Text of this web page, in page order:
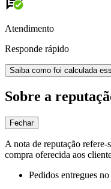
Atendimento
Responde rápido
Saiba como foi calculada
Sobre a
Fechar
A nota de reputação
compra oferecida aos
Pedidos entregues